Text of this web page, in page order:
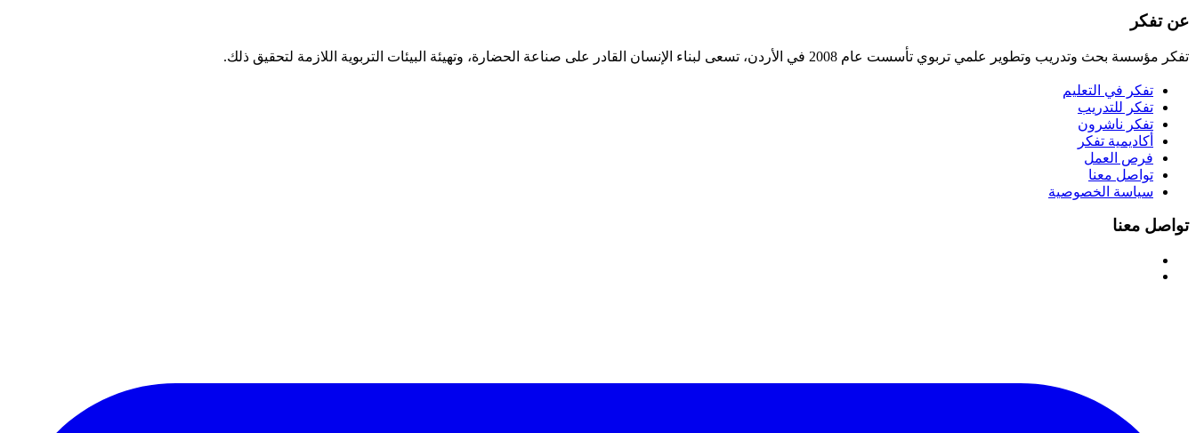
عن تفكر
تفكر مؤسسة بحث وتدريب وتطوير علمي تربوي تأسست عام 2008 في الأردن، تسعى لبناء الإنسان القادر على صناعة الحضارة، وتهيئة البيئات التربوية اللازمة لتحقيق ذلك.
تفكر في التعليم
تفكر للتدريب
تفكر ناشرون
أكاديمية تفكر
فرص العمل
تواصل معنا
سياسة الخصوصية
تواصل معنا